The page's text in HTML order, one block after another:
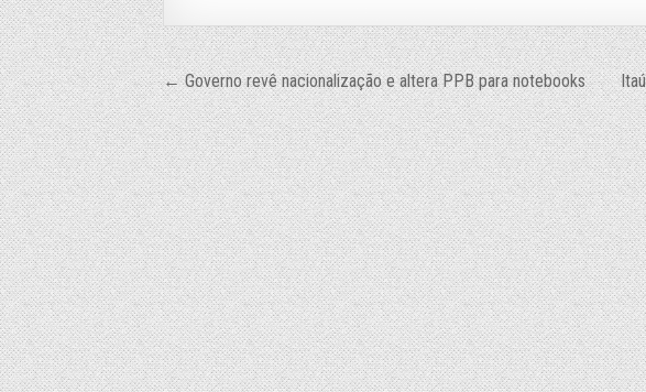
Navegação
de
Post
← Governo revê nacionalização e altera PPB para notebooks